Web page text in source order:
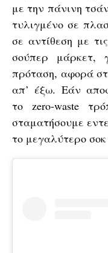
με την πάνινη
τυλιγμένο σε
σε αντίθεση με
σούπερ μάρκετ,
πρόταση, αφορά
απ’ έξω. Εάν
το zero-waste
σταματήσουμε
το μεγαλύτερο